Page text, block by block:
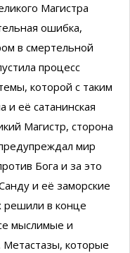
Магистра
ошибка,
в смертельной
процесс
которой с таким
и её сатанинская
Магистр, сторона
мир
Бога и за это
и её заморские
решили в конце
мыслимые и
которые